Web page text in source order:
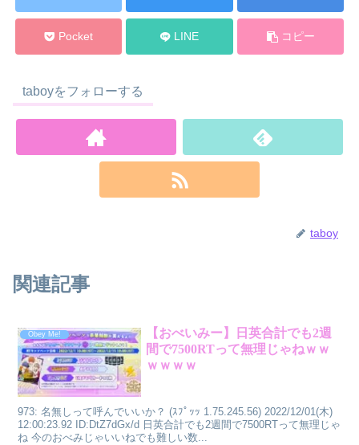
Pocket LINE コピー
taboyをフォローする
taboy
関連記事
Obey Me!
【おべいみー】日英合計でも2週
間で7500RTって無理じゃねｗｗ
ｗｗｗｗ
973: 名無しって呼んでいいか？ (ｽﾌﾟｯｯ 1.75.245.56) 2022/12/01(木)
12:00:23.92 ID:DtZ7dGx/d 日英合計でも2週間で7500RTって無理じゃ
ね 今のおべみじゃいいねでも難しい数...